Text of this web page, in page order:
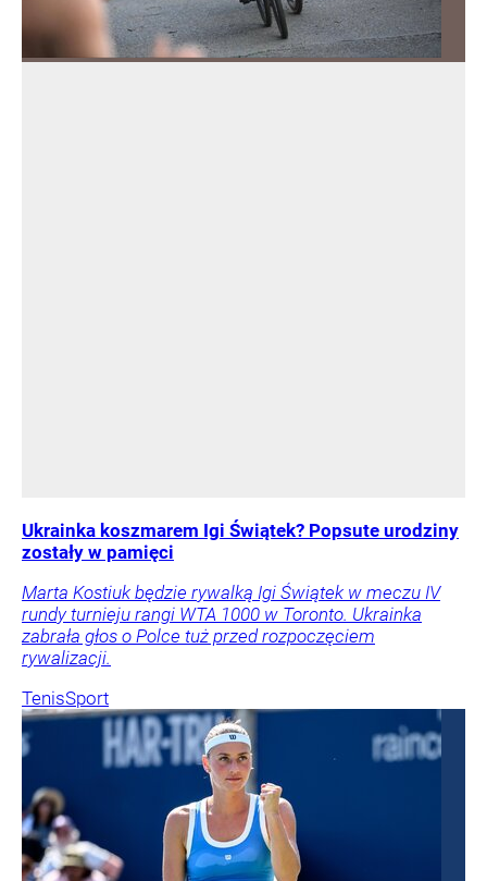
Ukrainka koszmarem Igi Świątek? Popsute urodziny
zostały w pamięci
Marta Kostiuk będzie rywalką Igi Świątek w meczu IV
rundy turnieju rangi WTA 1000 w Toronto. Ukrainka
zabrała głos o Polce tuż przed rozpoczęciem
rywalizacji.
TenisSport